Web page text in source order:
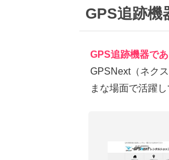
GPS追跡機
GPS追跡機器で
GPSNext（ネク
まな場面で活躍